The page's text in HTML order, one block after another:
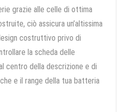
grazie alle celle di ottima
ciò assicura un’altissima
costruttivo privo di
la scheda delle
centro della descrizione e di
e il range della tua batteria